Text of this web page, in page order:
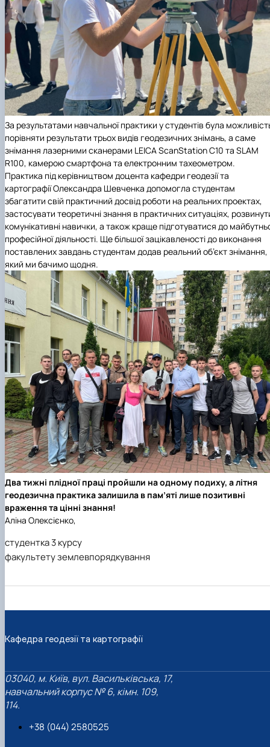
За результатами навчальної практики у студентів була
порівняти результати трьох видів геодезичних знімань, а саме
знімання лазерними сканерами LEICA ScanStation C10 та SLAM
R100, камерою смартфона та електронним тахеометром.
Практика під керівництвом доцента кафедри геодезії та
картографіїОлександра Шевченка допомогла студентам
збагатити свій практичний досвід роботи на реальних проектах,
застосувати теоретичні знання в практичних ситуаціях,
комунікативні навички, а також краще підготуватися до
професійної діяльності. Ще більшої зацікавленості до виконання
поставлених завдань студентам додав реальний об’єкт знімання,
який ми бачимо щодня.
Два тижні плідної праці пройшли на одному подиху, а літня
геодезична практика залишила в пам’яті лише позитивні
враження та цінні знання!
Аліна Олексієнко,
студентка 3 курсу
факультету землевпорядкування
Кафедра геодезії та картографії
03040, м. Київ, вул. Васильківська, 17,
навчальний корпус № 6, кімн. 109,
114.
+38 (044) 2580525